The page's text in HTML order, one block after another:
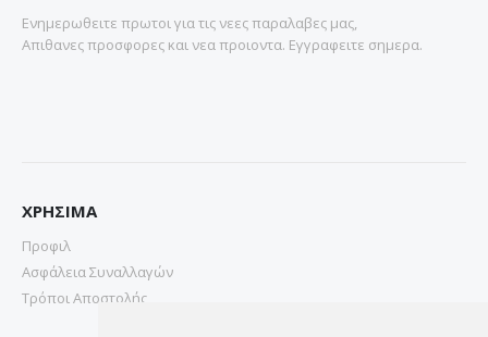
Ενημερωθειτε πρωτοι για τις νεες παραλαβες μας,
Απιθανες προσφορες και νεα προιοντα. Εγγραφειτε σημερα.
ΧΡΗΣΙΜΑ
Προφιλ
Ασφάλεια Συναλλαγών
Τρόποι Αποστολής